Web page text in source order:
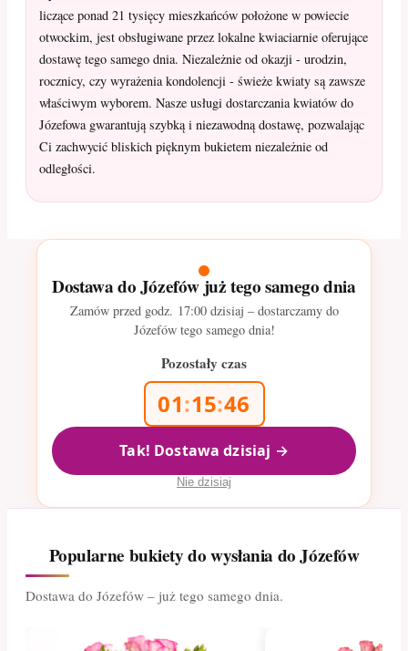
liczące ponad 21 tysięcy mieszkańców położone w powiecie
otwockim, jest obsługiwane przez lokalne kwiaciarnie oferujące
dostawę tego samego dnia. Niezależnie od okazji - urodzin,
rocznicy, czy wyrażenia kondolencji - świeże kwiaty są zawsze
właściwym wyborem. Nasze usługi dostarczania kwiatów do
Józefowa gwarantują szybką i niezawodną dostawę, pozwalając
Ci zachwycić bliskich pięknym bukietem niezależnie od
odległości.
Dostawa do Józefów już tego samego dnia
Zamów przed godz. 17:00dzisiaj – dostarczamy do
Józefów tego samego dnia!
Pozostały czas
01:15:45
Tak! Dostawa dzisiaj →
Nie dzisiaj
Popularne bukiety do wysłania do Józefów
Dostawa do Józefów – już tego samego dnia.